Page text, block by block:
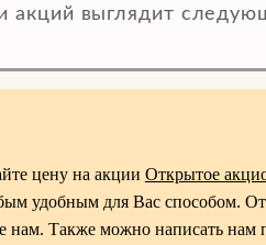
акций выглядит
цену на акции Открытое
удобным для Вас способом.
нам. Также можно написать нам